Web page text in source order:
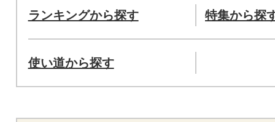
ランキングから探す 特集から探
使い道から探す